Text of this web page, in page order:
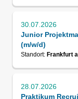
30.07.2026
Junior
(m/w/d)
Standort: Frankfurt
28.07.2026
Praktikum